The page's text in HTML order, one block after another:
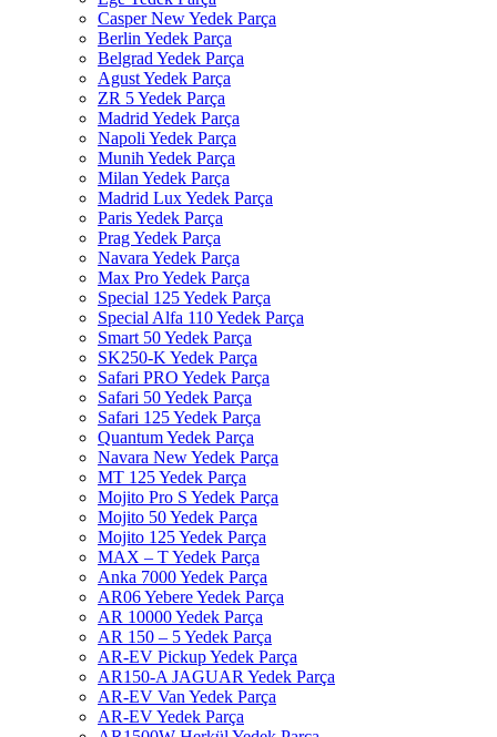
Casper New Yedek Parça
Berlin Yedek Parça
Belgrad Yedek Parça
Agust Yedek Parça
ZR 5 Yedek Parça
Madrid Yedek Parça
Napoli Yedek Parça
Munih Yedek Parça
Milan Yedek Parça
Madrid Lux Yedek Parça
Paris Yedek Parça
Prag Yedek Parça
Navara Yedek Parça
Max Pro Yedek Parça
Special 125 Yedek Parça
Special Alfa 110 Yedek Parça
Smart 50 Yedek Parça
SK250-K Yedek Parça
Safari PRO Yedek Parça
Safari 50 Yedek Parça
Safari 125 Yedek Parça
Quantum Yedek Parça
Navara New Yedek Parça
MT 125 Yedek Parça
Mojito Pro S Yedek Parça
Mojito 50 Yedek Parça
Mojito 125 Yedek Parça
MAX – T Yedek Parça
Anka 7000 Yedek Parça
AR06 Yebere Yedek Parça
AR 10000 Yedek Parça
AR 150 – 5 Yedek Parça
AR-EV Pickup Yedek Parça
AR150-A JAGUAR Yedek Parça
AR-EV Van Yedek Parça
AR-EV Yedek Parça